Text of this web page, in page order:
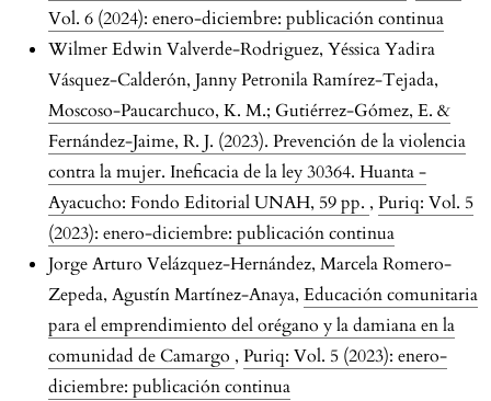
Vol. 6 (2024): enero-diciembre: publicación continua
Wilmer Edwin Valverde-Rodriguez, Yéssica Yadira
Vásquez-Calderón, Janny Petronila Ramírez-Tejada,
Moscoso-Paucarchuco, K. M.; Gutiérrez-Gómez, E. &
Fernández-Jaime, R. J. (2023). Prevención de la violencia
contra la mujer. Ineficacia de la ley 30364. Huanta -
Ayacucho: Fondo Editorial UNAH, 59 pp. , Puriq: Vol. 5
(2023): enero-diciembre: publicación continua
Jorge Arturo Velázquez-Hernández, Marcela Romero-
Zepeda, Agustín Martínez-Anaya, Educación comunitaria
para el emprendimiento del orégano y la damiana en la
comunidad de Camargo , Puriq: Vol. 5 (2023): enero-
diciembre: publicación continua